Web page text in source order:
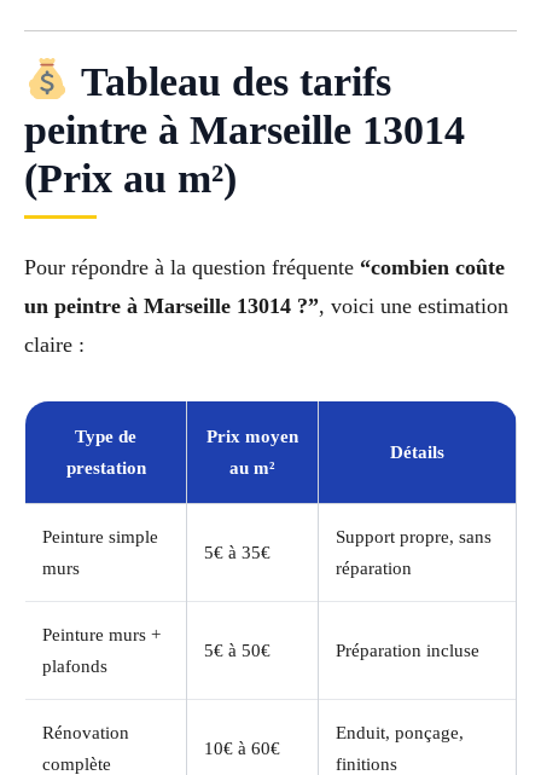
Tableau des tarifs
peintre à Marseille 13014
(Prix au m²)
Pour répondre à la question fréquente “combien coûte
un peintre à Marseille 13014 ?”, voici une estimation
claire :
Type de
prestation
Prix moyen
au m²
Détails
Peinture simple
murs
5€ à 35€
Support propre, sans
réparation
Peinture murs +
plafonds
5€ à 50€ Préparation incluse
Rénovation
complète
10€ à 60€
Enduit, ponçage,
finitions